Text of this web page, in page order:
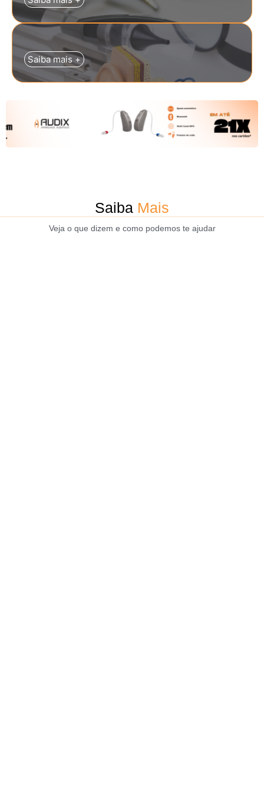
Saiba mais +
Saiba Mais
Veja o que dizem e como podemos te ajudar